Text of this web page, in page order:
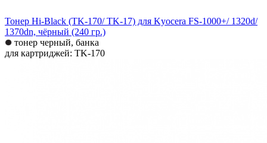
Тонер Hi-Black (TK-170/ TK-17) для Kyocera FS-1000+/ 1320d/
1370dn, чёрный (240 гр.)
тонер черный, банка
для картриджей: TK-170